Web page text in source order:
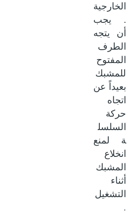
الخارجية
. يجب
أن يتجه
الطرف
المفتوح
للمشبك
بعيداً عن
اتجاه
حركة
السلسل
ة لمنع
انخلاع
المشبك
أثناء
التشغيل